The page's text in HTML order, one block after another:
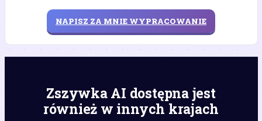
NAPISZ ZA MNIE WYPRACOWANIE
Zszywka AI dostępna jest
również w innych krajach